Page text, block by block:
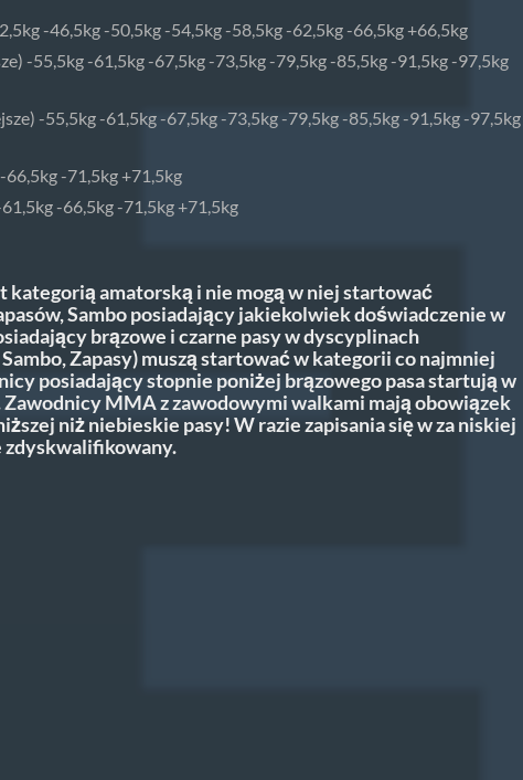
-46,5kg -50,5kg -54,5kg -58,5kg -62,5kg -66,5kg +66,5kg
-55,5kg -61,5kg -67,5kg -73,5kg -79,5kg -85,5kg -91,5kg -97,5kg
-55,5kg -61,5kg -67,5kg -73,5kg -79,5kg -85,5kg -91,5kg -97,5kg
-71,5kg +71,5kg
-66,5kg -71,5kg +71,5kg
kategorią amatorską i nie mogą w niej startować
Sambo posiadający jakiekolwiek doświadczenie w
brązowe i czarne pasy w dyscyplinach
Zapasy) muszą startować w kategorii co najmniej
posiadający stopnie poniżej brązowego pasa startują w
MMA z zawodowymi walkami mają obowiązek
niż niebieskie pasy! W razie zapisania się w za niskiej
zdyskwalifikowany.